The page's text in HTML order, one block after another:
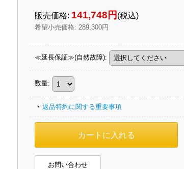
販売価格: 141,748円 (税込)
希望小売価格: 289,300円
≪延長保証≫(自然故障):
数量:
返品特約に関する重要事項
お問い合わせ